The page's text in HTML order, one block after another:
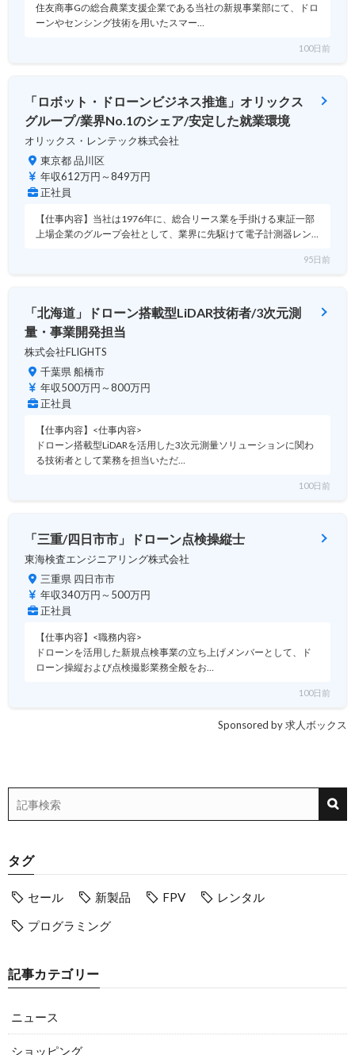
住友商事Gの総合農業支援企業である当社の新規事業部にて、ドロ
ーンやセンシング技術を用いたスマー…
100日前
「ロボット・ドローンビジネス推進」オリックス
グループ/業界No.1のシェア/安定した就業環境
オリックス・レンテック株式会社
東京都 品川区
年収612万円～849万円
正社員
【仕事内容】当社は1976年に、総合リース業を手掛ける東証一部
上場企業のグループ会社として、業界に先駆けて電子計測器レン…
95日前
「北海道」ドローン搭載型LiDAR技術者/3次元測
量・事業開発担当
株式会社FLIGHTS
千葉県 船橋市
年収500万円～800万円
正社員
【仕事内容】<仕事内容>
ドローン搭載型LiDARを活用した3次元測量ソリューションに関わ
る技術者として業務を担当いただ…
100日前
「三重/四日市市」ドローン点検操縦士
東海検査エンジニアリング株式会社
三重県 四日市市
年収340万円～500万円
正社員
【仕事内容】<職務内容>
ドローンを活用した新規点検事業の立ち上げメンバーとして、ド
ローン操縦および点検撮影業務全般をお…
100日前
Sponsored by 求人ボックス
タグ
セール 新製品 FPV
レンタル
プログラミング
記事カテゴリー
ニュース
ショッピング